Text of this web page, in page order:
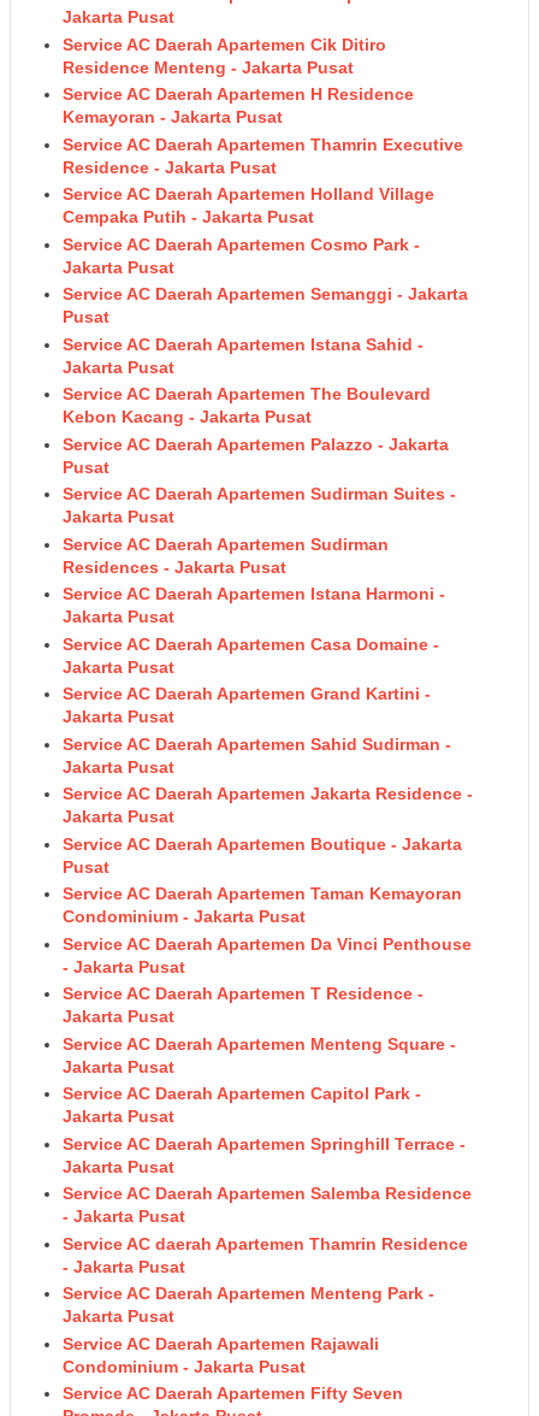
Jakarta Pusat
Service AC Daerah Apartemen Cik Ditiro
Residence Menteng - Jakarta Pusat
Service AC Daerah Apartemen H Residence
Kemayoran - Jakarta Pusat
Service AC Daerah Apartemen Thamrin Executive
Residence - Jakarta Pusat
Service AC Daerah Apartemen Holland Village
Cempaka Putih - Jakarta Pusat
Service AC Daerah Apartemen Cosmo Park -
Jakarta Pusat
Service AC Daerah Apartemen Semanggi - Jakarta
Pusat
Service AC Daerah Apartemen Istana Sahid -
Jakarta Pusat
Service AC Daerah Apartemen The Boulevard
Kebon Kacang - Jakarta Pusat
Service AC Daerah Apartemen Palazzo - Jakarta
Pusat
Service AC Daerah Apartemen Sudirman Suites -
Jakarta Pusat
Service AC Daerah Apartemen Sudirman
Residences - Jakarta Pusat
Service AC Daerah Apartemen Istana Harmoni -
Jakarta Pusat
Service AC Daerah Apartemen Casa Domaine -
Jakarta Pusat
Service AC Daerah Apartemen Grand Kartini -
Jakarta Pusat
Service AC Daerah Apartemen Sahid Sudirman -
Jakarta Pusat
Service AC Daerah Apartemen Jakarta Residence -
Jakarta Pusat
Service AC Daerah Apartemen Boutique - Jakarta
Pusat
Service AC Daerah Apartemen Taman Kemayoran
Condominium - Jakarta Pusat
Service AC Daerah Apartemen Da Vinci Penthouse
- Jakarta Pusat
Service AC Daerah Apartemen T Residence -
Jakarta Pusat
Service AC Daerah Apartemen Menteng Square -
Jakarta Pusat
Service AC Daerah Apartemen Capitol Park -
Jakarta Pusat
Service AC Daerah Apartemen Springhill Terrace -
Jakarta Pusat
Service AC Daerah Apartemen Salemba Residence
- Jakarta Pusat
Service AC daerah Apartemen Thamrin Residence
- Jakarta Pusat
Service AC Daerah Apartemen Menteng Park -
Jakarta Pusat
Service AC Daerah Apartemen Rajawali
Condominium - Jakarta Pusat
Service AC Daerah Apartemen Fifty Seven